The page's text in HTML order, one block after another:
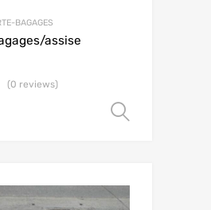
BAGAGES
assise
(0 reviews)